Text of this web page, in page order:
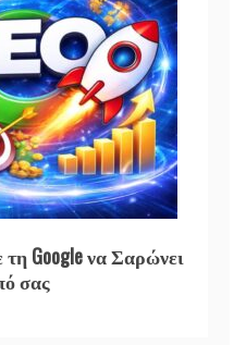
Google να Σαρώνει
σας